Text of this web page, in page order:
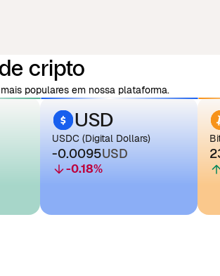
cripto
populares em nossa plataforma.
USD
USDC (Digital Dollars)
-0.0095USD
-0.18%